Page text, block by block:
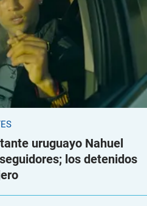
uruguayo Nahuel
los detenidos